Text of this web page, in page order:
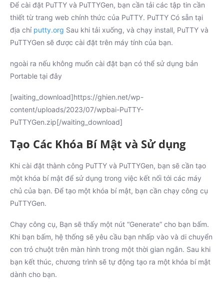
Để cài đặt PuTTY và PuTTYGen, bạn cần tải các tập tin cần
thiết từ trang web chính thức của PuTTY. PuTTY Có sẵn tại
địa chỉ putty.org Sau khi tải xuống, và chạy install, PuTTY và
PuTTYGen sẽ được cài đặt trên máy tính của bạn.
ngoài ra nếu không muốn cài đặt bạn có thể sử dụng bản
Portable tại đây
[waiting_download]https://ghien.net/wp-
content/uploads/2023/07/wpbai-PuTTY-
PuTTYGen.zip[/waiting_download]
Tạo Các Khóa Bí Mật và Sử dụng
Khi cài đặt thành công PuTTY và PuTTYGen, bạn sẽ cần tạo
một khóa bí mật để sử dụng trong việc kết nối tới các máy
chủ của bạn. Để tạo một khóa bí mật, bạn cần chạy công cụ
PuTTYGen.
Chạy công cụ, Bạn sẽ thấy một nút “Generate” cho bạn bấm.
Khi bạn bấm, hệ thống sẽ yêu cầu bạn nhấp vào và di chuyển
con trỏ chuột trên màn hình trong một thời gian ngắn. Sau khi
bạn kết thúc, chương trình sẽ tự động tạo ra một khóa bí mật
dành cho bạn.